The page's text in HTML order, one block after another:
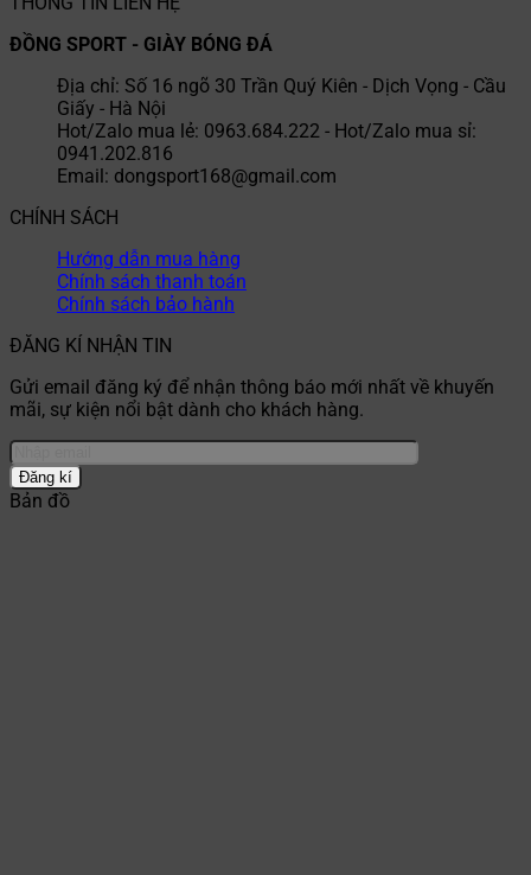
ĐỒNG SPORT - GIÀY BÓNG ĐÁ
Địa chỉ: Số 16 ngõ 30 Trần Quý Kiên - Dịch Vọng - Cầu
Giấy - Hà Nội
Hot/Zalo mua lẻ: 0963.684.222 - Hot/Zalo mua sỉ:
0941.202.816
Email: dongsport168@gmail.com
CHÍNH SÁCH
Hướng dẫn mua hàng
Chính sách thanh toán
Chính sách bảo hành
ĐĂNG KÍ NHẬN TIN
Gửi email đăng ký để nhận thông báo mới nhất về khuyến
mãi, sự kiện nổi bật dành cho khách hàng.
Bản đồ